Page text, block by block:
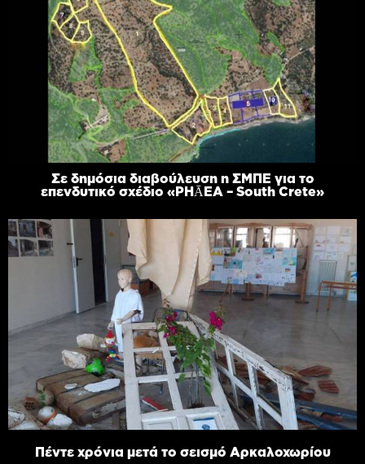
Σε δημόσια διαβούλευση η ΣΜΠΕ για το
επενδυτικό σχέδιο «PHĀEA – South Crete»
Πέντε χρόνια μετά το σεισμό Αρκαλοχωρίου